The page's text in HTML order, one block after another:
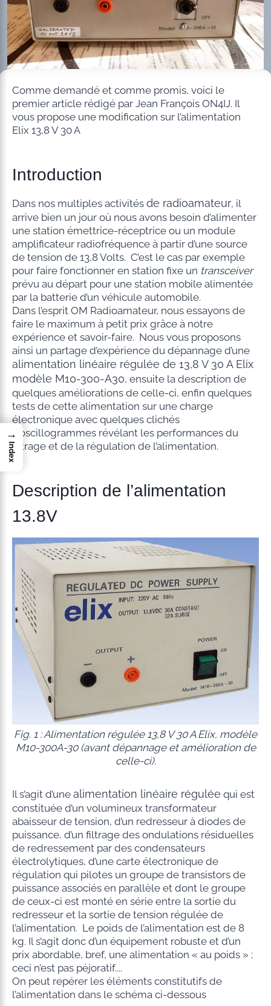
Comme demandé et comme promis, voici le
premier article rédigé par Jean François ON4IJ. Il
vous propose une modification sur l’alimentation
Elix 13,8 V 30 A
Introduction
Dans nos multiples activités de radioamateur, il
arrive bien un jour où nous avons besoin d’alimenter
une station émettrice-réceptrice ou un module
amplificateur radiofréquence à partir d’une source
de tension de 13,8 Volts. C’est le cas par exemple
pour faire fonctionner en station fixe un transceiver
prévu au départ pour une station mobile alimentée
par la batterie d’un véhicule automobile.
Dans l’esprit OM Radioamateur, nous essayons de
faire le maximum à petit prix grâce à notre
expérience et savoir-faire. Nous vous proposons
ainsi un partage d’expérience du dépannage d’une
alimentation linéaire régulée de 13,8 V 30 A Elix
modèle M10-300-A30, ensuite la description de
quelques améliorations de celle-ci, enfin quelques
tests de cette alimentation sur une charge
électronique avec quelques clichés
d’oscillogrammes révélant les performances du
filtrage et de la régulation de l’alimentation.
Description de l’alimentation
13.8V
Fig. 1 : Alimentation régulée 13,8 V 30 A Elix, modèle
M10-300A-30 (avant dépannage et amélioration de
celle-ci).
Il s’agit d’une alimentation linéaire régulée qui est
constituée d’un volumineux transformateur
abaisseur de tension, d’un redresseur à diodes de
puissance, d’un filtrage des ondulations résiduelles
de redressement par des condensateurs
électrolytiques, d’une carte électronique de
régulation qui pilotes un groupe de transistors de
puissance associés en parallèle et dont le groupe
de ceux-ci est monté en série entre la sortie du
redresseur et la sortie de tension régulée de
l’alimentation. Le poids de l’alimentation est de 8
kg. Il s’agit donc d’un équipement robuste et d’un
prix abordable, bref, une alimentation « au poids » ;
ceci n’est pas péjoratif....
On peut repérer les éléments constitutifs de
l’alimentation dans le schéma ci-dessous
→
Index